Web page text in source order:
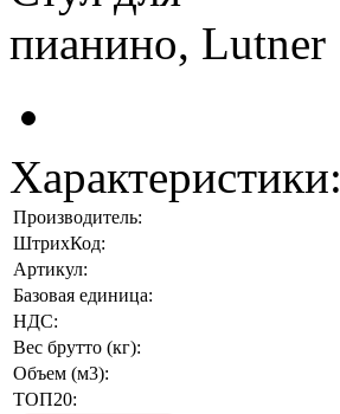
Характеристики:
Производитель:
ШтрихКод:
Артикул:
Базовая единица:
НДС:
Вес брутто (кг):
Объем (м3):
ТОП20: